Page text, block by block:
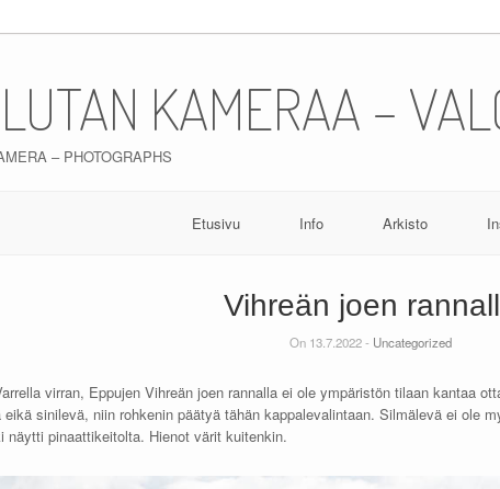
KAMERAA –
– PHOTOGRAPHS
Etusivu Info Arkisto
Vihreän joen
On 13.7.2022 - Uncategorized
virran, Eppujen Vihreän joen rannalla ei ole ympäristön tilaan kantaa
sinilevä, niin rohkenin päätyä tähän kappalevalintaan. Silmälevä ei ole
näytti pinaattikeitolta. Hienot värit kuitenkin.